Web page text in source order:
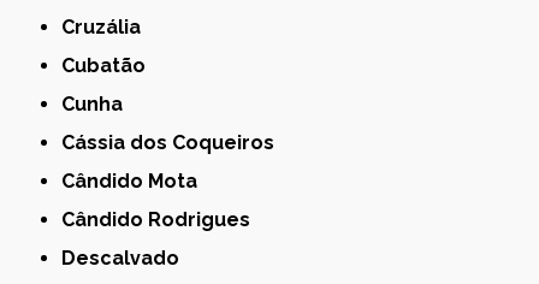
Cruzália
Cubatão
Cunha
Cássia dos Coqueiros
Cândido Mota
Cândido Rodrigues
Descalvado